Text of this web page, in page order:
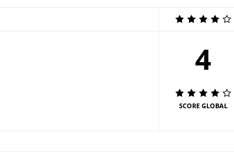
4
SCORE GLOBAL